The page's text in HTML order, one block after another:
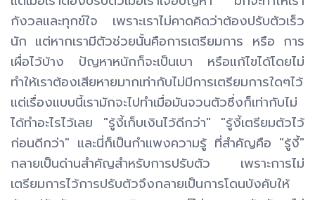
กังวลและทุกข์ใจ เพราะเราไม่คาดคิดว่าต้องปรับตัวเร็ว
นัก แต่หากเรามีตัวช่วยนั้นคือการเตรียมการ หรือ การ
เผื่อไว้บ้าง ปัญหาหนักก็จะเป็นเบา หรือแก้ไขได้โดยไม่
ทำให้เราต้องเสียหายมากเท่ากับไม่มีการเตรียมการใดๆไว้
แต่เรื่องแบบนี้เรามักจะไปทำเมื่อมันจวนตัวซึ่งก็เท่ากับไม่
ได้ทำอะไรไว้เลย "รู้งี้เก็บเงินไว้ดีกว่า" "รู้งี้เตรียมตัวไว้
ก่อนดีกว่า" และนี่ก็เป็นกำแพงความรู้ ที่สำคัญคือ "รู้งี้"
กลายเป็นด่านสำคัญสำหรับการปรับตัว เพราะการไม่
เตรียมการไว้การปรับตัวจึงกลายเป็นการโดนบังคับให้